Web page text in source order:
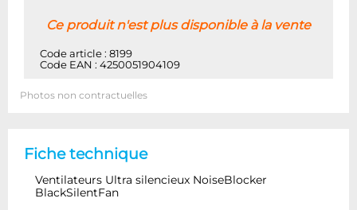
Ce produit n'est plus disponible à la vente
Code article : 8199
Code EAN : 4250051904109
Photos non contractuelles
Fiche technique
Ventilateurs Ultra silencieux NoiseBlocker
BlackSilentFan